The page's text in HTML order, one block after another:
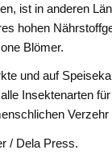
ist in anderen
hohen
Blömer.
und auf
Insektenarten
/ Dela Press.